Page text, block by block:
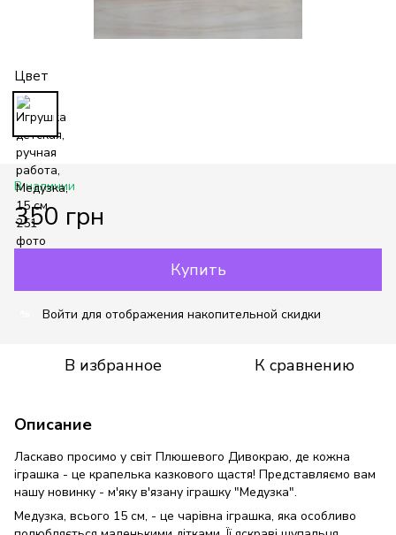
Цвет
В наличии
350 грн
Купить
Войти для отображения накопительной скидки
В избранное К сравнению
Описание
Ласкаво просимо у світ Плюшевого Дивокраю, де кожна
іграшка - це крапелька казкового щастя! Представляємо вам
нашу новинку - м'яку в'язану іграшку "Медузка".
Медузка, всього 15 см, - це чарівна іграшка, яка особливо